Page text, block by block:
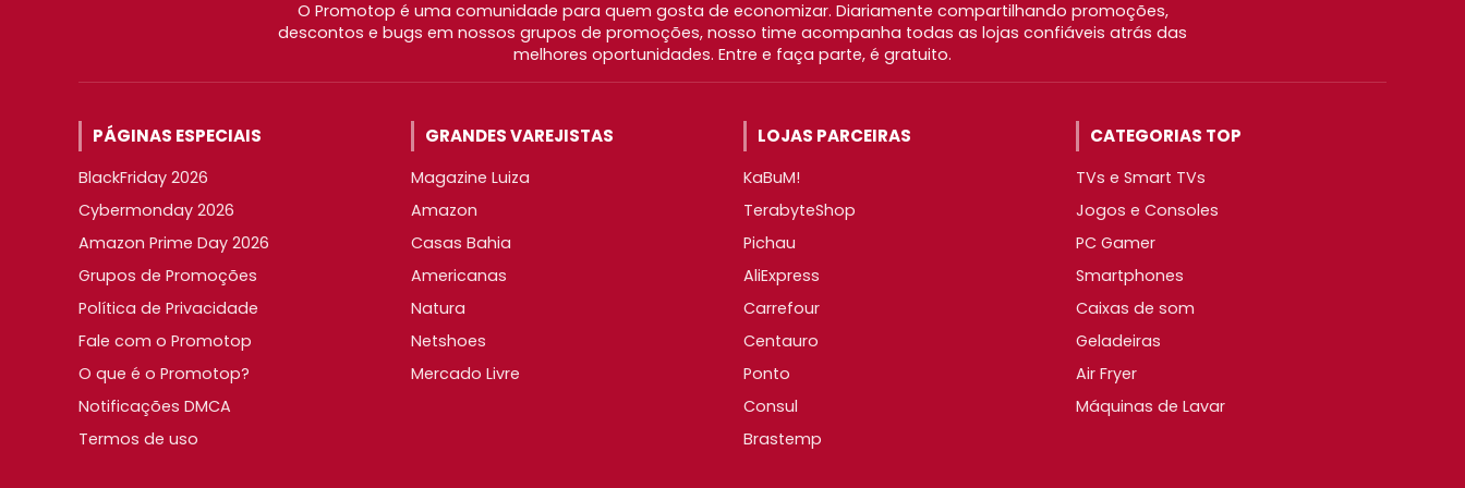
O Promotop é uma comunidade para quem gosta de economizar. Diariamente compartilhando promoções,
descontos e bugs em nossos grupos de promoções, nosso time acompanha todas as lojas confiáveis atrás das
melhores oportunidades. Entre e faça parte, é gratuito.
PÁGINAS ESPECIAIS
BlackFriday 2026
Cybermonday 2026
Amazon Prime Day 2026
Grupos de Promoções
Política de Privacidade
Fale com o Promotop
O que é o Promotop?
Notificações DMCA
Termos de uso
GRANDES VAREJISTAS
Magazine Luiza
Amazon
Casas Bahia
Americanas
Natura
Netshoes
Mercado Livre
LOJAS PARCEIRAS
KaBuM!
TerabyteShop
Pichau
AliExpress
Carrefour
Centauro
Ponto
Consul
Brastemp
CATEGORIAS TOP
TVs e Smart TVs
Jogos e Consoles
PC Gamer
Smartphones
Caixas de som
Geladeiras
Air Fryer
Máquinas de Lavar